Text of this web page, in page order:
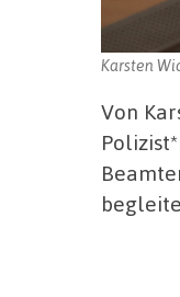
Karsten
Von